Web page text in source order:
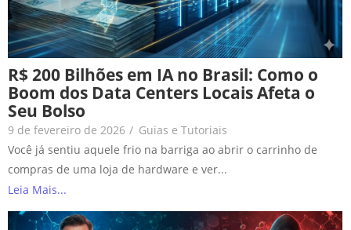
R$ 200 Bilhões em IA no Brasil: Como o
Boom dos Data Centers Locais Afeta o
Seu Bolso
9 de fevereiro de 2026 / Guias e Tutoriais
Você já sentiu aquele frio na barriga ao abrir o carrinho de
compras de uma loja de hardware e ver...
Leia Mais...